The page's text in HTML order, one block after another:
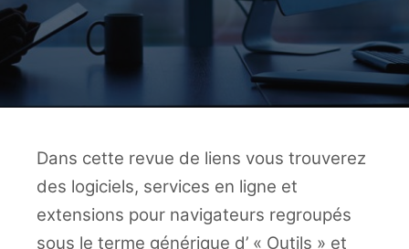
Dans cette revue de liens vous trouverez
des logiciels, services en ligne et
extensions pour navigateurs regroupés
sous le terme générique d’ « Outils » et